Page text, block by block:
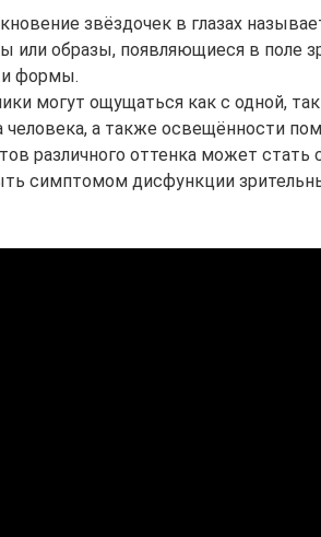
звёздочек в глазах
или образы, появляющиеся в поле
и формы.
могут ощущаться как с одной,
человека, а также освещённости
различного оттенка может стать
симптомом дисфункции